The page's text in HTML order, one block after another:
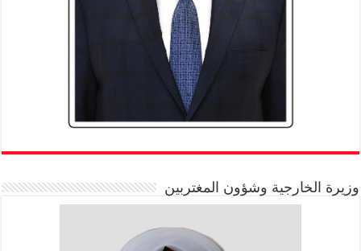
وزيرة الخارجية وشؤون المغتربين